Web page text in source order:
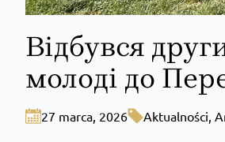
Відбувся
молоді до
27 marca, 2026 Aktualności,